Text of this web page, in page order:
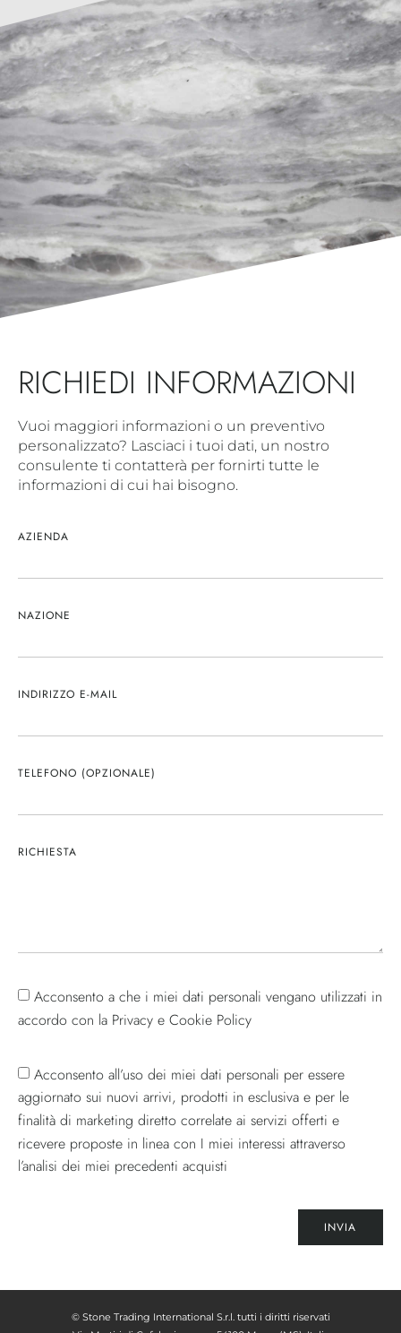
RICHIEDI INFORMAZIONI
Vuoi maggiori informazioni o un preventivo
personalizzato? Lasciaci i tuoi dati, un nostro
consulente ti contatterà per fornirti tutte le
informazioni di cui hai bisogno.
AZIENDA
NAZIONE
INDIRIZZO E-MAIL
TELEFONO (OPZIONALE)
RICHIESTA
Acconsento a che i miei dati personali vengano utilizzati in
accordo con la Privacy e Cookie Policy
Acconsento all’uso dei miei dati personali per essere
aggiornato sui nuovi arrivi, prodotti in esclusiva e per le
finalità di marketing diretto correlate ai servizi offerti e
ricevere proposte in linea con I miei interessi attraverso
l’analisi dei miei precedenti acquisti
INVIA
© Stone Trading International S.r.l. tutti i diritti riservati